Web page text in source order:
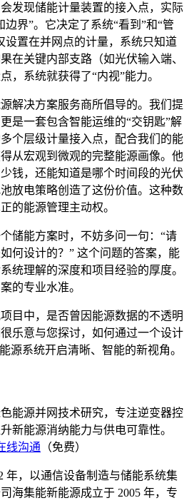
发现储能计量装置的接入点，实际
边界”。它决定了系统“看到”和“管
设置在并网点的计量，系统只知道
在关键内部支路（如光伏输入端、
，系统就获得了“内视”能力。
解决方案服务商所倡导的。我们提
是一套包含智能运维的“交钥匙”解
个层级计量接入点，配合我们的能
从宏观到微观的完整能源画像。他
钱，还能知道是哪个时间段的光伏
放电策略创造了这份价值。这种数
的能源管理主动权。
储能方案时，不妨多问一句：“请
何设计的？” 这个问题的答案，能
统理解的深度和项目经验的厚度。
的专业水准。
目中，是否曾因能源数据的不透明
乐意与您探讨，如何通过一个设计
源系统开启清晰、智能的新视角。
源并网技术研究，专注逆变器控
新能源消纳能力与供电可靠性。
线沟通 （免费）
年，以通信设备制造与储能系统集
海集能新能源成立于 2005 年，专